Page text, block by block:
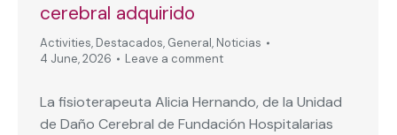
cerebral adquirido
Activities, Destacados, General, Noticias
4 June, 2026
Leave a comment
La fisioterapeuta Alicia Hernando, de la Unidad
de Daño Cerebral de Fundación Hospitalarias